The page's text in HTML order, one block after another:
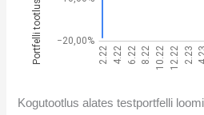
Kogutootlus alates testportfelli